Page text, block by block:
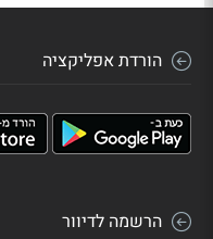
הורדת אפליקציה
הרשמה לדיוור